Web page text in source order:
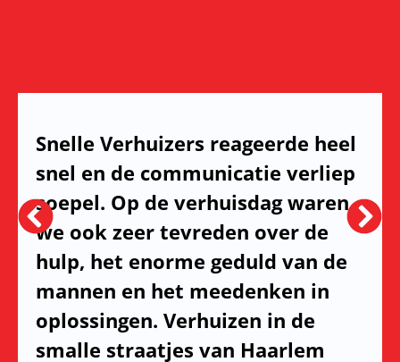
Snelle Verhuizers reageerde heel
snel en de communicatie verliep
soepel. Op de verhuisdag waren
we ook zeer tevreden over de
hulp, het enorme geduld van de
mannen en het meedenken in
oplossingen. Verhuizen in de
smalle straatjes van Haarlem